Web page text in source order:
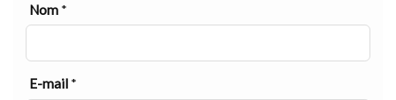
Nom *
E-mail *